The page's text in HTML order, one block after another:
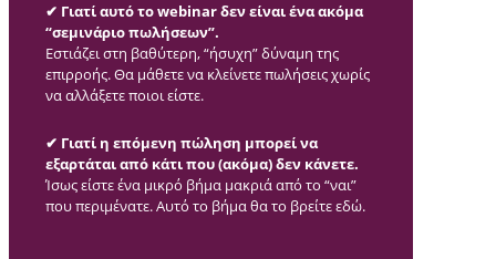
✔ Γιατί αυτό το webinar δεν είναι ένα ακόμα
“σεμινάριο πωλήσεων”.
Εστιάζει στη βαθύτερη, “ήσυχη” δύναμη της
επιρροής. Θα μάθετε να κλείνετε πωλήσεις χωρίς
να αλλάξετε ποιοι είστε.
✔ Γιατί η επόμενη πώληση μπορεί να
εξαρτάται από κάτι που (ακόμα) δεν κάνετε.
Ίσως είστε ένα μικρό βήμα μακριά από το “ναι”
που περιμένατε. Αυτό το βήμα θα το βρείτε εδώ.